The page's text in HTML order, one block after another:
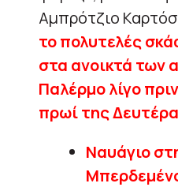
Αμπρότζιο
το πολυτελές
στα ανοικτά των
Παλέρμο λίγο
πρωί της
Ναυάγιο